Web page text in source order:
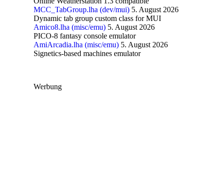
MCC_TabGroup.lha (dev/mui) 5. August 2026
Dynamic tab group custom class for MUI
Amico8.lha (misc/emu) 5. August 2026
PICO-8 fantasy console emulator
AmiArcadia.lha (misc/emu) 5. August 2026
Signetics-based machines emulator
Werbung